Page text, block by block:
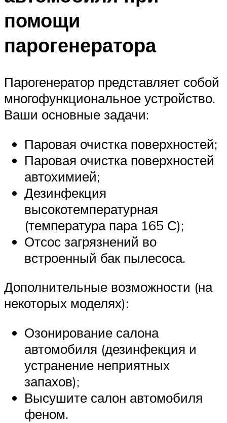
помощи
парогенератора
Парогенератор представляет собой
многофункциональное устройство.
Ваши основные задачи:
Паровая очистка поверхностей;
Паровая очистка поверхностей
автохимией;
Дезинфекция
высокотемпературная
(температура пара 165 С);
Отсос загрязнений во
встроенный бак пылесоса.
Дополнительные возможности (на
некоторых моделях):
Озонирование салона
автомобиля (дезинфекция и
устранение неприятных
запахов);
Высушите салон автомобиля
феном.